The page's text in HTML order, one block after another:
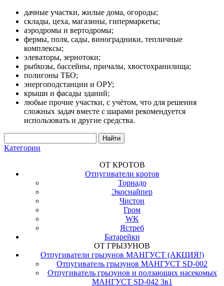
дачные участки, жилые дома, огороды;
склады, цеха, магазины, гипермаркеты;
аэродромы и вертодромы;
фермы, поля, сады, виноградники, тепличные
комплексы;
элеваторы, зернотоки;
рыбхозы, бассейны, причалы, хвостохранилища;
полигоны ТБО;
энергоподстанции и ОРУ;
крыши и фасады зданий;
любые прочие участки, с учётом, что для решения
сложных задач вместе с шарами рекомендуется
использовать и другие средства.
Категории
ОТ КРОТОВ
Отпугиватели кротов
Торнадо
Экоснайпер
Чистон
Гром
WK
Ястреб
Батарейки
ОТ ГРЫЗУНОВ
Отпугиватели грызунов МАНГУСТ (АКЦИЯ!)
Отпугиватель грызунов МАНГУСТ SD-002
Отпугиватель грызунов и ползающих насекомых
МАНГУСТ SD-042 3в1